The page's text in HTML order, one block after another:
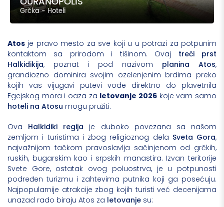
Grčka - Hoteli
Atos je pravo mesto za sve koji u u potrazi za potpunim
kontaktom sa prirodom i tišinom. Ovaj treći prst
Halkidikija, poznat i pod nazivom planina Atos,
grandiozno dominira svojim ozelenjenim brdima preko
kojih vas vijugavi putevi vode direktno do plavetnila
Egejskog mora i oaza za letovanje 2026 koje vam samo
hoteli na Atosu mogu pružiti.
Ova Halkidiki regija je duboko povezana sa našom
zemljom i turistima i zbog religioznog dela Sveta Gora,
najvažnijom tačkom pravoslavlja sačinjenom od grčkih,
ruskih, bugarskim kao i srpskih manastira. Izvan teritorije
Svete Gore, ostatak ovog poluostrva, je u potpunosti
podređen turizmu i zahtevima putnika koji ga posećuju.
Najpopularnije atrakcije zbog kojih turisti već decenijama
unazad rado biraju Atos za letovanje su: